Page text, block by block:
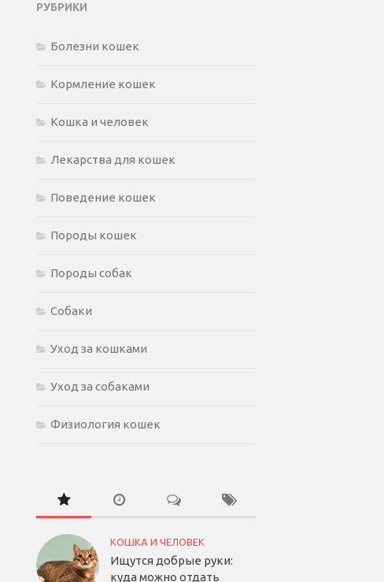
РУБРИКИ
Болезни кошек
Кормление кошек
Кошка и человек
Лекарства для кошек
Поведение кошек
Породы кошек
Породы собак
Собаки
Уход за кошками
Уход за собаками
Физиология кошек
КОШКА И ЧЕЛОВЕК
Ищутся добрые руки:
куда можно отдать